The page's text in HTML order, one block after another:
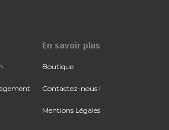
En savoir plus
Boutique
Contactez-nous !
Mentions Légales